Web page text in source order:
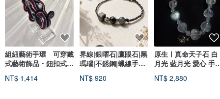
組紐藝術手環 可穿戴
式藝術飾品・鈕扣式設
NT$ 1,414
界線|銀曜石|鷹眼石|黑
瑪瑙|不銹鋼|蠟線手鍊
NT$ 920
原生ㅣ真命天子石 白
月光 藍月光 愛心 手
NT$ 2,880